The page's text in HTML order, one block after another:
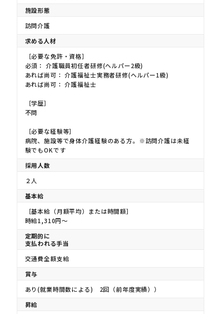
施設形態
訪問介護
求める人材
［必要な免許・資格］
必須： 介護職員初任者研修(ヘルパー2級)
あれば尚可： 介護福祉士実務者研修(ヘルパー1級)
あれば尚可： 介護福祉士
［学歴］
不問
［必要な経験等］
病院、施設等で身体介護経験のある方。※訪問介護は未経
験でもOKです
採用人数
２人
基本給
［基本給（月額平均）または時間額］
時給1,310円～
定期的に
支払われる手当
交通費全額支給
賞与
あり(就業時間数による) 2回（前年度実績））
昇給